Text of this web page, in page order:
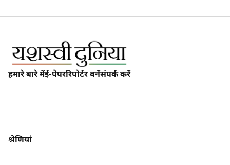
हमारे बारे मेंई-पेपररिपोर्टर बनेंसंपर्क करें
श्रेणियां